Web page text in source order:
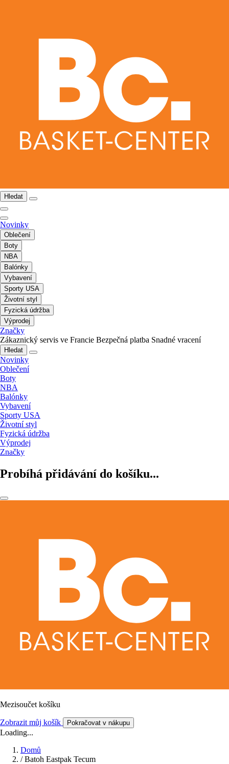
Hledat
Novinky
Oblečení
Boty
NBA
Balónky
Vybavení
Sporty USA
Životní styl
Fyzická údržba
Výprodej
Značky
Zákaznický servis ve Francie Bezpečná platba Snadné vracení
Hledat
Novinky
Oblečení
Boty
NBA
Balónky
Vybavení
Sporty USA
Životní styl
Fyzická údržba
Výprodej
Značky
Probíhá přidávání do košíku...
Mezisoučet košíku
Zobrazit můj košík Pokračovat v nákupu
Loading...
Domů
/ Batoh Eastpak Tecum